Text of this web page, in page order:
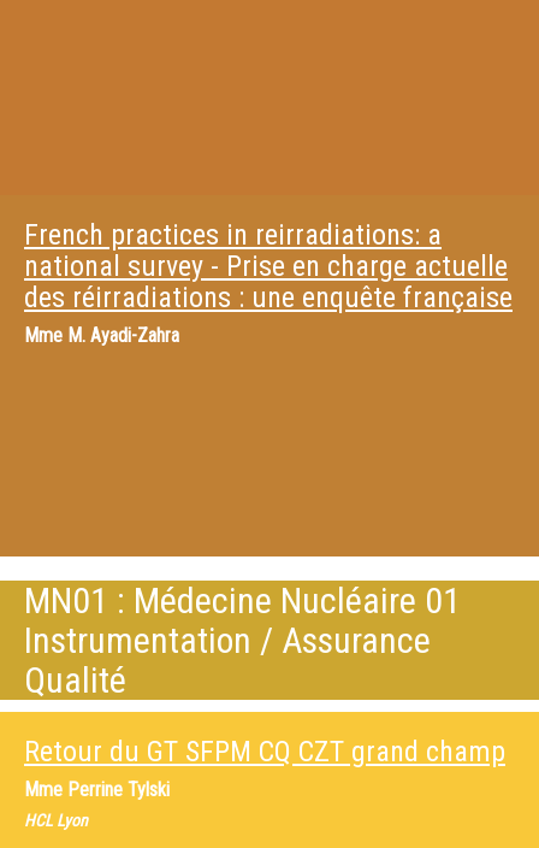
French practices in reirradiations: a
national survey - Prise en charge actuelle
des réirradiations : une enquête française
Mme M. Ayadi-Zahra
MN01 : Médecine Nucléaire 01
Instrumentation / Assurance
Qualité
Retour du GT SFPM CQ CZT grand champ
Mme Perrine Tylski
HCL Lyon